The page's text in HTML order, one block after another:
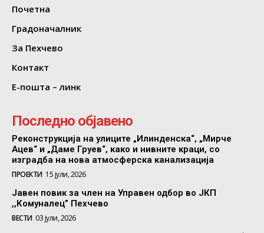
Почетна
Градоначалник
За Пехчево
Контакт
Е-пошта – линк
Последно објавено
Реконструкција на улиците „Илинденска“, „Мирче
Ацев“ и „Даме Груев“, како и нивните краци, со
изградба на нова атмосферска канализација
ПРОЕКТИ 15 јули, 2026
Јавен повик за член на Управен одбор во ЈКП
,,Комуналец” Пехчево
ВЕСТИ 03 јули, 2026